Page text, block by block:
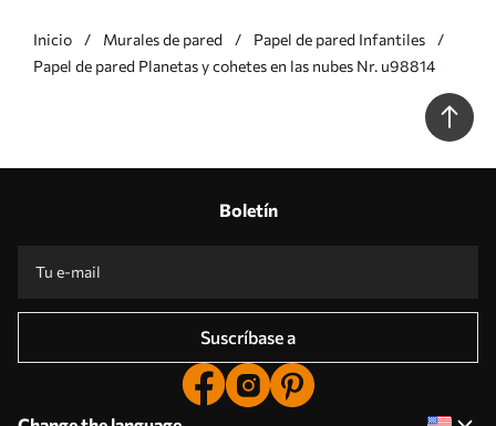
Inicio Murales de pared
Papel de pared Infantiles
Papel de pared Planetas y cohetes en las nubes Nr. u98814
Boletín
Suscríbase a